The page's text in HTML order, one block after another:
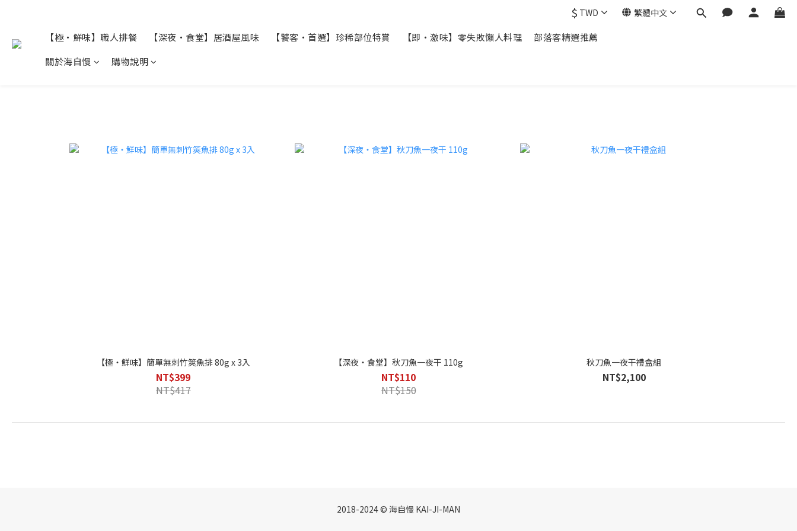
$ TWD 繁體中文
【極・鮮味】職人排餐 【深夜・食堂】居酒屋風味 【饕客・首選】珍稀部位特賞 【即・激味】零失敗懶人料理
部落客精選推薦
關於海自慢
購物說明
【極・鮮味】簡單無刺竹筴魚排 80g x 3入
NT$399
NT$417
【深夜・食堂】秋刀魚一夜干 110g
NT$110
NT$150
秋刀魚一夜干禮盒組
NT$2,100
2018-2024 © 海自慢 KAI-JI-MAN